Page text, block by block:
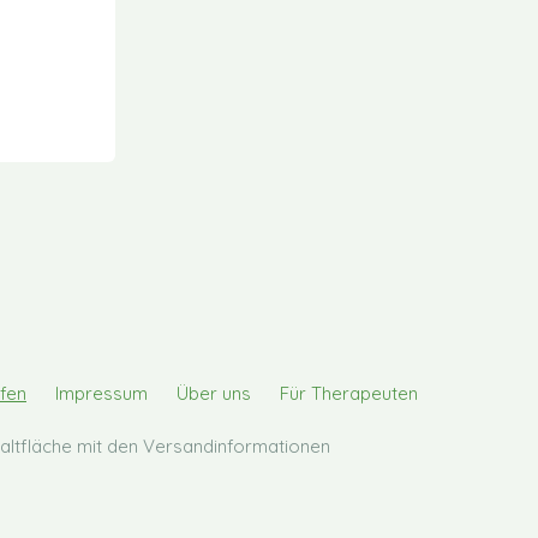
Impressum Über uns Für Therapeuten
mit den Versandinformationen